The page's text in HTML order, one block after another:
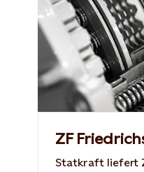
ZF
Statkraft liefert